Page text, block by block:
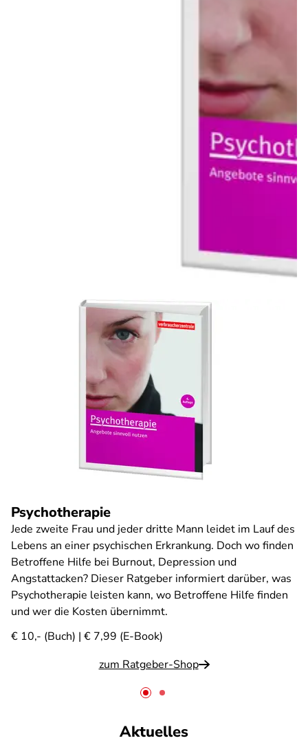
Psychotherapie
Jede zweite Frau und jeder dritte Mann leidet im Lauf des
Lebens an einer psychischen Erkrankung. Doch wo finden
Betroffene Hilfe bei Burnout, Depression und
Angstattacken? Dieser Ratgeber informiert darüber, was
Psychotherapie leisten kann, wo Betroffene Hilfe finden
und wer die Kosten übernimmt.
€ 10,- (Buch) | € 7,99 (E-Book)
zum Ratgeber-Shop
Aktuelles